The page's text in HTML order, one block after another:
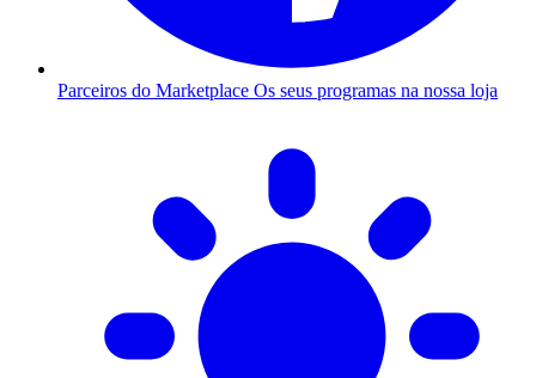
Parceiros do Marketplace Os seus programas na nossa loja